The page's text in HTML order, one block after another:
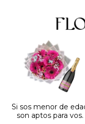
ARREGLO DE
Precio: $ 59.000
Cantidad:
Si sos menor de
son aptos para